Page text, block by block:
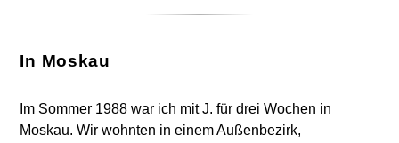
In Moskau
Im Sommer 1988 war ich mit J. für drei Wochen in
Moskau. Wir wohnten in einem Außenbezirk,